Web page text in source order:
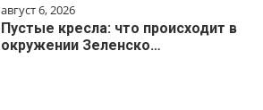
август 6, 2026
Пустые кресла: что происходит в
окружении Зеленско…